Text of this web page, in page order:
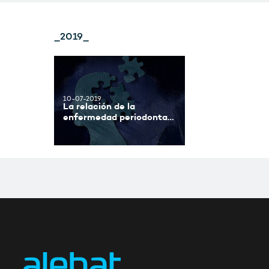
_2019_
10-07-2019
La relación de la
enfermedad periodontal
con la artritis
reumatoide y el